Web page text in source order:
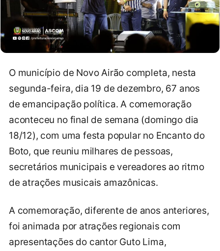
O município de Novo Airão completa, nesta
segunda-feira, dia 19 de dezembro, 67 anos
de emancipação política. A comemoração
aconteceu no final de semana (domingo dia
18/12), com uma festa popular no Encanto do
Boto, que reuniu milhares de pessoas,
secretários municipais e vereadores ao ritmo
de atrações musicais amazônicas.
A comemoração, diferente de anos anteriores,
foi animada por atrações regionais com
apresentações do cantor Guto Lima,